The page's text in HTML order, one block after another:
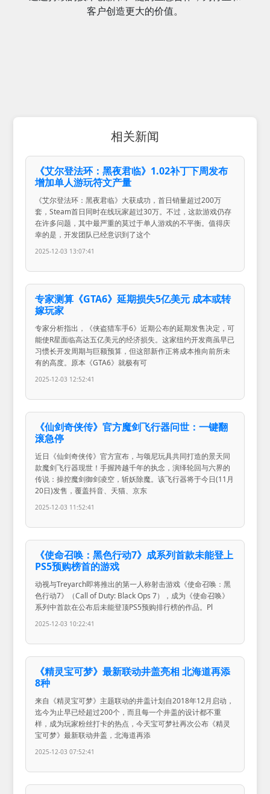
客户创造更大的价值。
相关新闻
《艾尔登法环：黑夜君临》1.02补丁下周发布
增加单人游玩符文产量
《艾尔登法环：黑夜君临》大获成功，首日销量超过200万
套，Steam首日同时在线玩家超过30万。不过，这款游戏仍存
在许多问题，其中最严重的莫过于单人游戏的不平衡。值得庆
幸的是，开发团队已经意识到了这个
2025-12-03 13:07:41
专家测算《GTA6》延期损失5亿美元 成本或转
嫁玩家
专家分析指出，《侠盗猎车手6》近期公布的延期发售决定，可
能使R星面临高达五亿美元的经济损失。这家纽约开发商虽早已
习惯长开发周期与巨额预算，但这部新作正将成本推向前所未
有的高度。原本《GTA6》就极有可
2025-12-03 12:52:41
《仙剑奇侠传》官方魔剑飞行器问世：一键翻
滚急停
近日《仙剑奇侠传》官方宣布，与颂尼玩具共同打造的景天同
款魔剑飞行器现世！手握跨越千年的执念，演绎轮回与六界的
传说：操控魔剑御剑凌空，斩妖除魔。该飞行器将于今日(11月
20日)发售，覆盖抖音、天猫、京东
2025-12-03 11:52:41
《使命召唤：黑色行动7》成系列首款未能登上
PS5预购榜首的游戏
动视与Treyarch即将推出的第一人称射击游戏《使命召唤：黑
色行动7》（Call of Duty: Black Ops 7），成为《使命召唤》
系列中首款在公布后未能登顶PS5预购排行榜的作品。Pl
2025-12-03 10:22:41
《精灵宝可梦》最新联动井盖亮相 北海道再添
8种
来自《精灵宝可梦》主题联动的井盖计划自2018年12月启动，
迄今为止早已经超过200个，而且每一个井盖的设计都不重
样，成为玩家粉丝打卡的热点，今天宝可梦社再次公布《精灵
宝可梦》最新联动井盖，北海道再添
2025-12-03 07:52:41